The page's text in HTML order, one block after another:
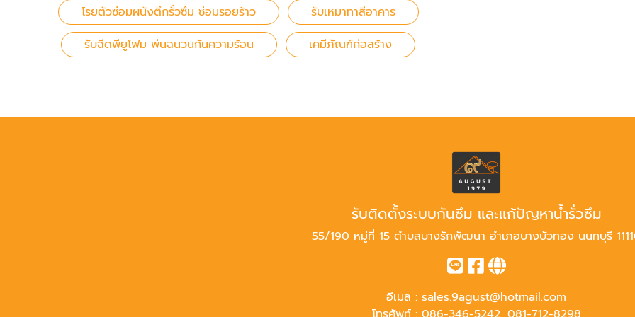
โรยตัวซ่อมผนังตึกรั่วซึม ซ่อมรอยร้าว
รับเหมาทาสีอาคาร
รับฉีดพียูโฟม พ่นฉนวนกันความร้อน
เคมีภัณฑ์ก่อสร้าง
รับติดตั้งระบบกันซึม และแก้ปัญหาน้ำรั่วซึม
55/190 หมู่ที่ 15 ตำบลบางรักพัฒนา อำเภอบางบัวทอง นนทบุรี
อีเมล : sales.9agust@hotmail.com